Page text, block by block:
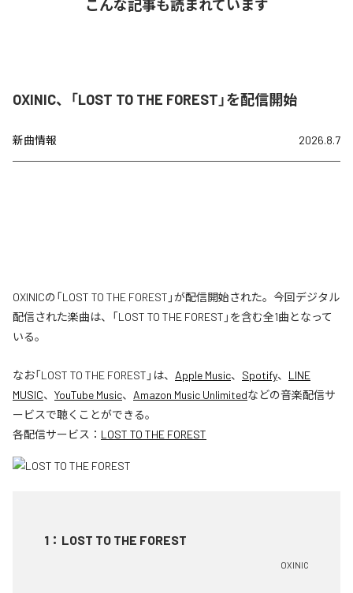
こんな記事も読まれています
OXINIC、「LOST TO THE FOREST」を配信開始
新曲情報 2026.8.7
OXINICの「LOST TO THE FOREST」が配信開始された。今回デジタル
配信された楽曲は、「LOST TO THE FOREST」を含む全1曲となって
いる。
なお「LOST TO THE FOREST 」は、 Apple Music、 Spotify、 LINE
MUSIC、 YouTube Music、 Amazon Music Unlimitedなどの音楽配信サ
ービスで聴くことができる。
各配信サービス： LOST TO THE FOREST
1 ： LOST TO THE FOREST
OXINIC